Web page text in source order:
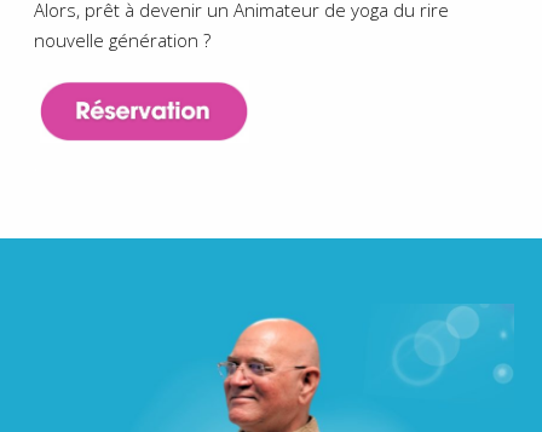
Alors, prêt à devenir un Animateur de yoga du rire
nouvelle génération ?